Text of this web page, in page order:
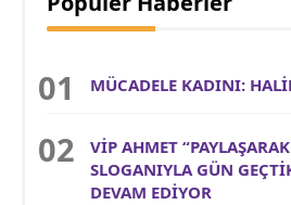
MÜCADELE KADINI:
VİP AHMET
SLOGANIYLA GÜN
DEVAM EDİYOR